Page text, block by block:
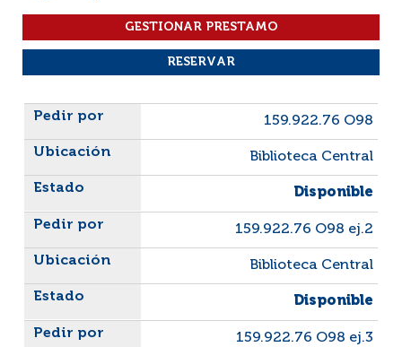
Liste des exemplaires
159.922.76 O98
Biblioteca Central
Disponible
159.922.76 O98 ej.2
Biblioteca Central
Disponible
159.922.76 O98 ej.3